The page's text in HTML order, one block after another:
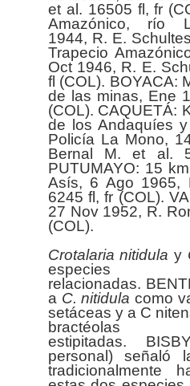
et al. 16505 fl, fr
Amazónico, río
1944, R. E.
Trapecio
Oct 1946, R. E.
fl (COL). BOYACA:
de las minas, Ene
(COL). CAQUETÁ:
de los Andaquíes
Policía La Mono,
Bernal M. et al.
PUTUMAYO: 15
Asís, 6 Ago 1965,
6245 fl, fr (COL).
27 Nov 1952, R.
(COL).
Crotalaria nitidula y
especies
relacionadas.
a C. nitidula como
setáceas y a C
bractéolas
estipitadas.
personal) señaló
tradicionalmente